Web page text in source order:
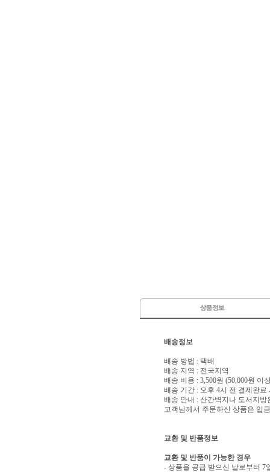
배송정보
배송 방법 : 택배
배송 지역 : 전국지역
배송 비용 : 3,500원 (50,000원 이
배송 기간 : 오후 4시 전 결제완료
배송 안내 : 산간벽지나 도서지
고객님께서 주문하신 상품은 입
교환 및 반품정보
교환 및 반품이 가능한 경우
- 상품을 공급 받으신 날로부터 7